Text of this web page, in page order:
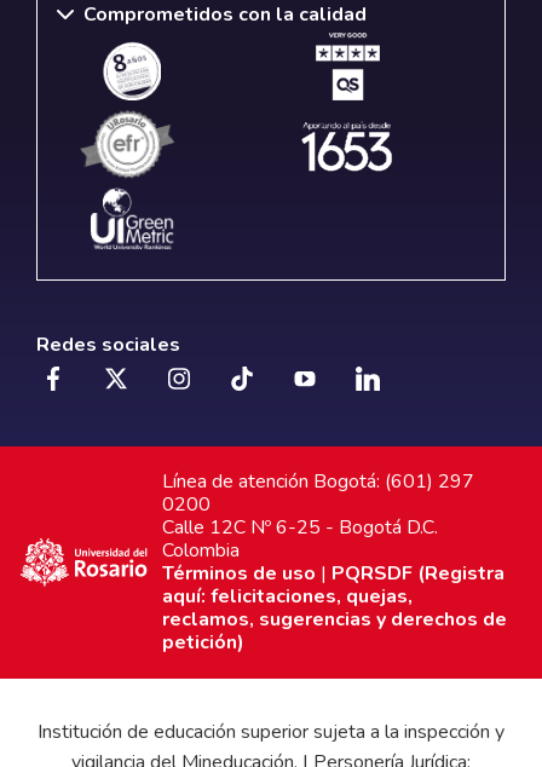
Comprometidos con la calidad
Redes sociales
Línea de atención Bogotá: (601) 297
0200
Calle 12C Nº 6-25 - Bogotá D.C.
Colombia
Términos de uso | PQRSDF (Registra
aquí: felicitaciones, quejas,
reclamos, sugerencias y derechos de
petición)
Institución de educación superior sujeta a la inspección y